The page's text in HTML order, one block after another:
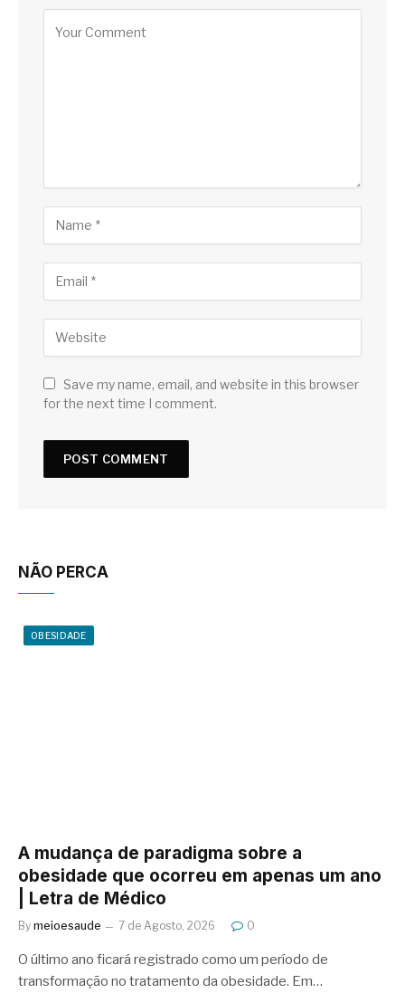
Save my name, email, and website in this browser
for the next time I comment.
NÃO PERCA
OBESIDADE
A mudança de paradigma sobre a
obesidade que ocorreu em apenas um ano
| Letra de Médico
By meioesaude 7 de Agosto, 2026 0
O último ano ficará registrado como um período de
transformação no tratamento da obesidade. Em…